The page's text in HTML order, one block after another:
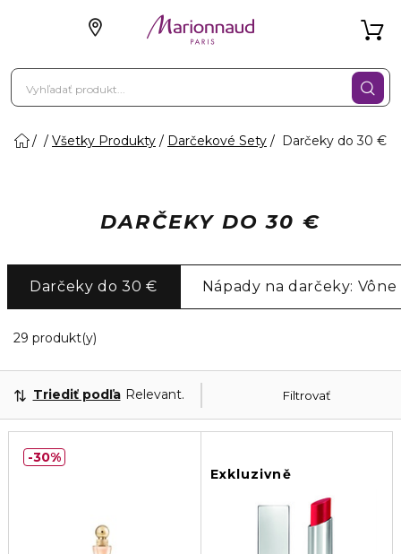
Všetky Produkty Darčekové Sety Darčeky do 30 €
DARČEKY DO 30 €
Darčeky do 30 € Nápady na darčeky: Vône
29 produkt(y)
Filtrovať
Triediť podľa Relevantnosť
30%
Exkluzivně